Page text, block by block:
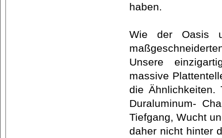
haben.
Wie der Oasis
Unsere
massive
die Ähnlichkeiten.
Duraluminum-
Tiefgang, Wucht
daher nicht hinter